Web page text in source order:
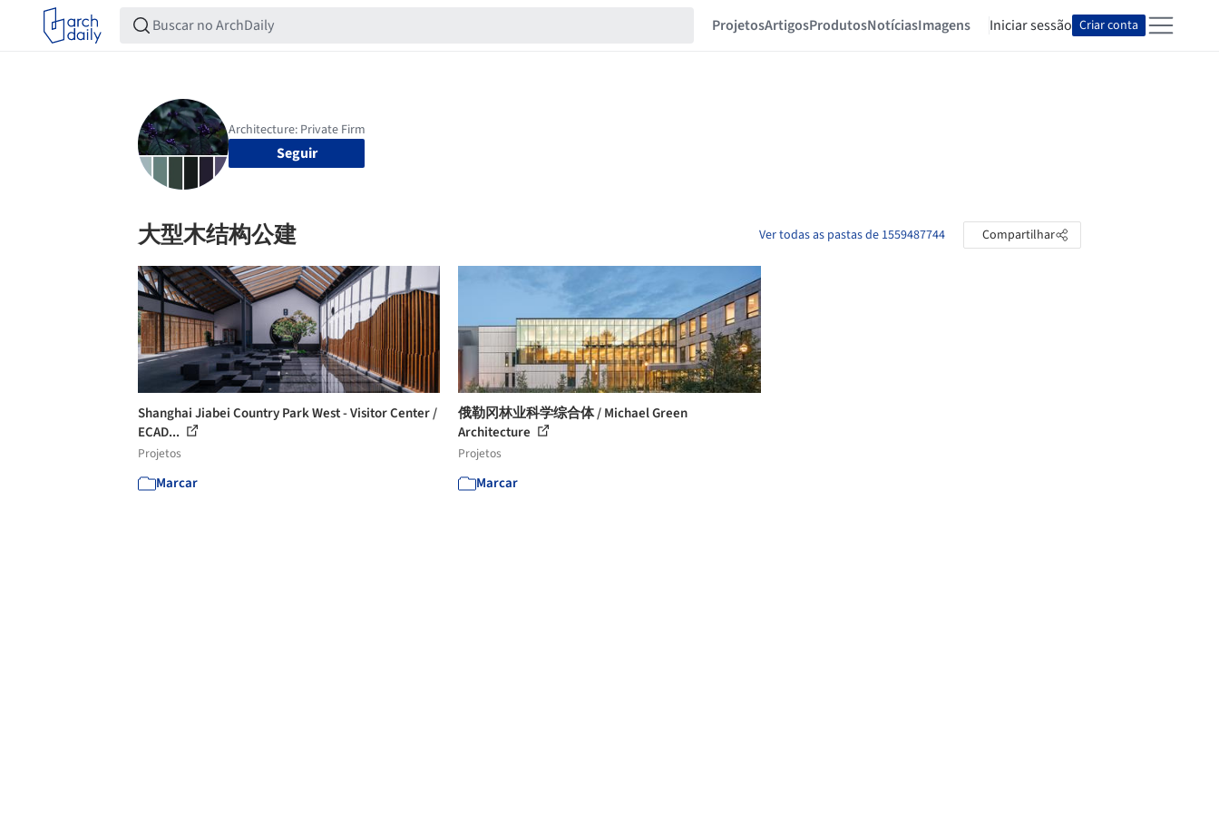
ProjetosArtigosProdutosNotíciasImagens Iniciar sessão Criar conta
Seguir
大型木结构公建 Ver todas as pastas de 1559487744 Compartilhar
Shanghai Jiabei Country Park West - Visitor Center /
ECAD...
Projetos
Marcar
俄勒冈林业科学综合体 / Michael Green
Architecture
Projetos
Marcar